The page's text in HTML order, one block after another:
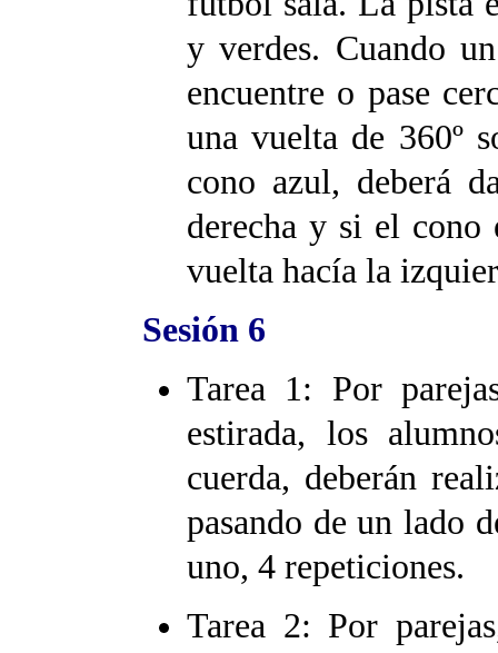
y verdes. Cuando
encuentre o pase
una vuelta de 360º
cono azul, deberá
derecha y si el cono
vuelta hacía la
Sesión 6
Tarea 1: Por
estirada, los
cuerda, deberán
pasando de un lado
uno, 4 repeticiones.
Tarea 2: Por